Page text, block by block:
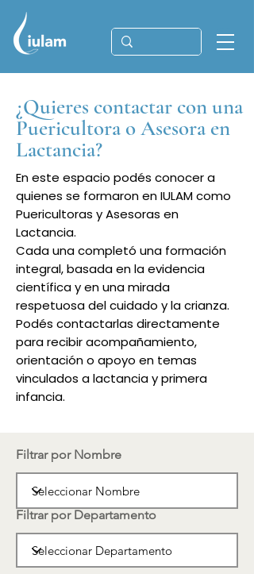
¿Quieres contactar con una
Puericultora o Asesora en
Lactancia?
En este espacio podés conocer a
quienes se formaron en IULAM como
Puericultoras y Asesoras en
Lactancia.
Cada una completó una formación
integral, basada en la evidencia
científica y en una mirada
respetuosa del cuidado y la crianza.
Podés contactarlas directamente
para recibir acompañamiento,
orientación o apoyo en temas
vinculados a lactancia y primera
infancia.
Filtrar por Nombre
Filtrar por Departamento